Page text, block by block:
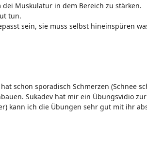
Muskulatur in dem Bereich zu stärken.
tun.
sein, sie muss selbst hineinspüren
schon sporadisch Schmerzen
Sukadev hat mir ein Übungsvidio
kann ich die Übungen sehr gut mit ihr